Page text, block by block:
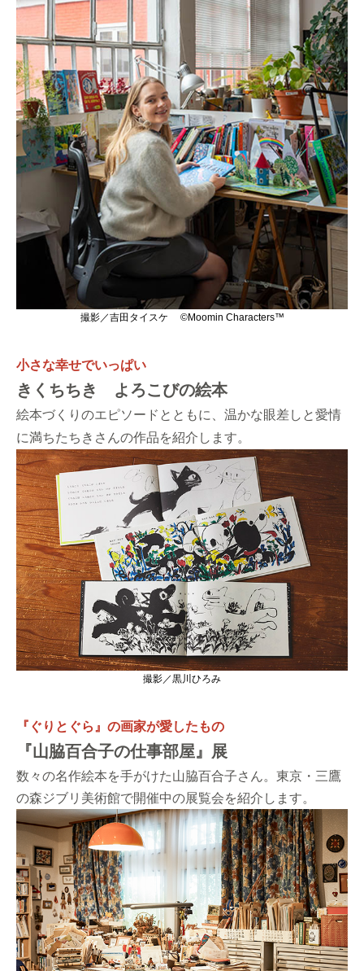
撮影／吉田タイスケ ©Moomin Characters™
小さな幸せでいっぱい
きくちちき よろこびの絵本
絵本づくりのエピソードとともに、温かな眼差しと愛情
に満ちたちきさんの作品を紹介します。
撮影／黒川ひろみ
『ぐりとぐら』の画家が愛したもの
『山脇百合子の仕事部屋』展
数々の名作絵本を手がけた山脇百合子さん。東京・三鷹
の森ジブリ美術館で開催中の展覧会を紹介します。